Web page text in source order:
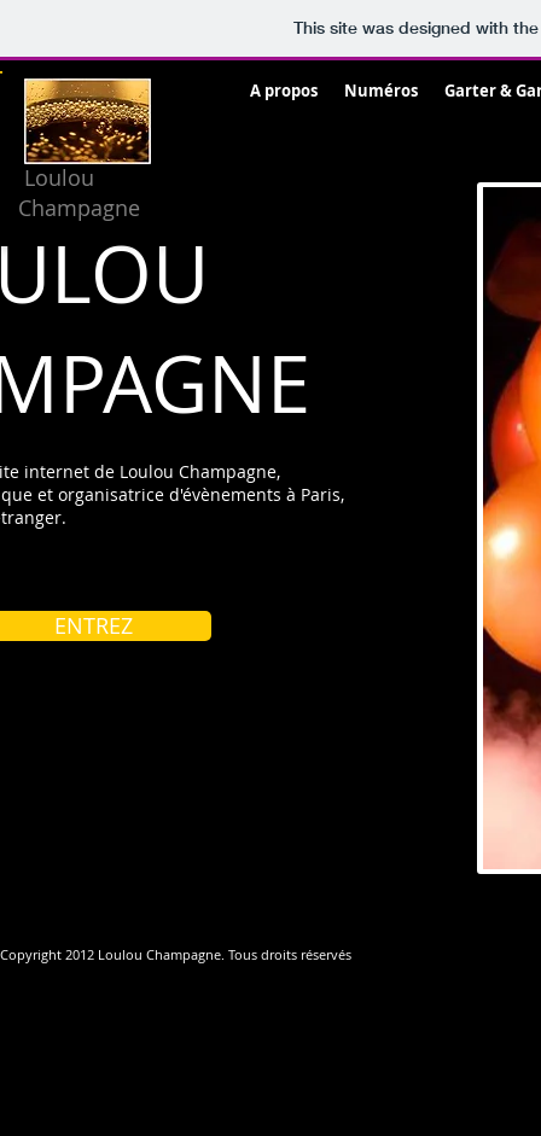
This site was designed with
A propos Numéros Garter &
Loulou
Champagne
ENTREZ
internet de Loulou Champagne,
et organisatrice d'évènements à Paris,
Copyright 2012 Loulou Champagne. Tous droits réservés